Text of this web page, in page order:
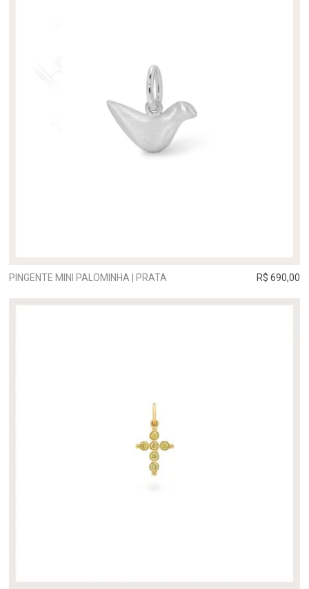
PINGENTE MINI PALOMINHA | PRATA R$ 690,00